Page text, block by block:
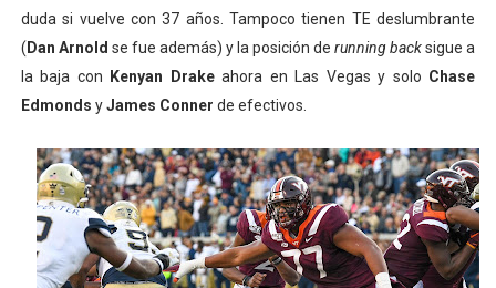
duda si vuelve con 37 años. Tampoco tienen TE deslumbrante
( Dan Arnold se fue además) y la posición derunning backsigue a
la baja con
Kenyan Drakeahora en Las Vegas y solo Chase
Edmonds yJames Conner de efectivos.